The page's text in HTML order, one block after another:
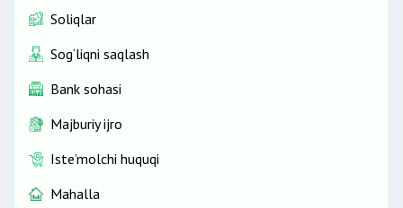
Soliqlar
Sog‘liqni saqlash
Bank sohasi
Majburiy ijro
Iste’molchi huquqi
Mahalla